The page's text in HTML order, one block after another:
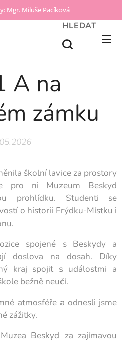
Mgr. Miluše Pacíková
HLEDAT
A na
zámku
školní lavice za prostory
pro ni Muzeum Beskyd
prohlídku. Studenti se
o historii Frýdku-Místku i
spojené s Beskydy a
doslova na dosah. Díky
kraj spojit s událostmi a
bežně neučí.
atmosféře a odnesli jsme
zážitky.
Beskyd za zajímavou